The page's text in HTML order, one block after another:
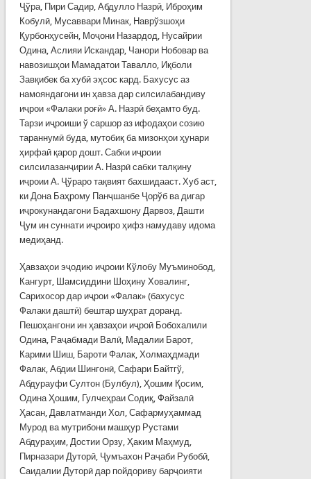
Ҷўра, Пири Садир, Абдулло Назрӣ, Иброҳим
Кобулӣ, Мусаввари Минак, Наврўзшоҳи
Қурбонҳусейн, Моҷони Назардод, Нусайрии
Одина, Аслияи Искандар, Чанори Нобовар ва
навозишҳои Мамадатои Тавалло, Иқболи
Завқибек ба хубӣ эҳсос кард. Бахусус аз
намояндагони ин ҳавза дар силсилабандиву
иҷрои «Фалаки роғӣ» А. Назрӣ беҳамто буд.
Тарзи иҷроиши ў саршор аз ифодаҳои созию
тараннумӣ буда, мутобиқ ба мизонҳои ҳунари
ҳирфаӣ қарор дошт. Сабки иҷроии
силсилазанҷирии А. Назрӣ сабки талқину
иҷроии А. Ҷўраро тақвият бахшидааст. Хуб аст,
ки Дона Баҳрому Панҷшанбе Ҷорўб ва дигар
иҷрокунандагони Бадахшону Дарвоз, Дашти
Ҷум ин суннати иҷроиро ҳифз намудаву идома
медиҳанд.
Ҳавзаҳои эҷодию иҷроии Кўлобу Муъминобод,
Кангурт, Шамсиддини Шоҳину Ховалинг,
Сарихосор дар иҷрои «Фалак» (бахусус
Фалаки даштӣ) бештар шуҳрат доранд.
Пешоҳангони ин ҳавзаҳои иҷроӣ Бобохалили
Одина, Раҷабмади Валӣ, Мадалии Барот,
Карими Шиш, Бароти Фалак, Холмаҳдмади
Фалак, Абдии Шингонӣ, Сафари Байтгў,
Абдурауфи Султон (Булбул), Ҳошим Қосим,
Одина Ҳошим, Гулчеҳраи Содиқ, Файзалӣ
Ҳасан, Давлатманди Хол, Сафармуҳаммад
Мурод ва мутрибони машҳур Рустами
Абдураҳим, Достии Орзу, Ҳаким Маҳмуд,
Пирназари Дуторӣ, Ҷумъахон Раҷаби Рубобӣ,
Саидалии Дуторӣ дар пойдориву барҷоияти